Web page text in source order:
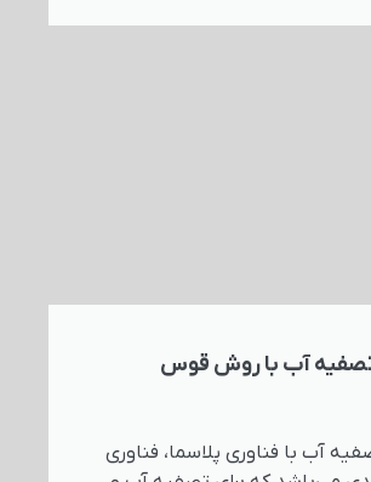
آب با روش قوس
با فناوری پلاسما، فناوری